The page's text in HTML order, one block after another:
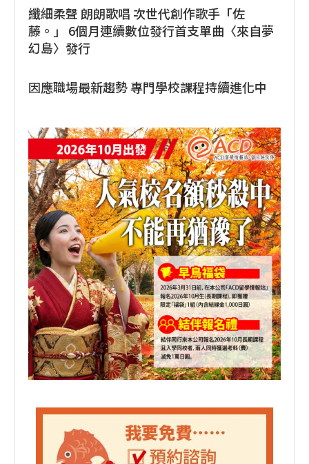
纖細柔聲 朗朗歌唱 次世代創作歌手「佐
藤。」 6個月連續數位發行首支單曲〈來自夢
幻島〉發行
因應職場最新趨勢 專門學校課程持續進化中